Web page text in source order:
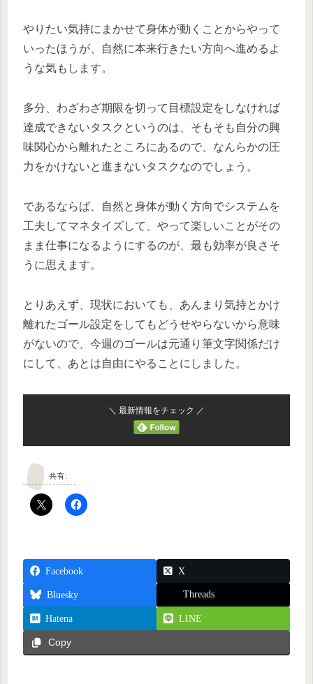
やりたい気持にまかせて身体が動くことからやって
いったほうが、自然に本来行きたい方向へ進めるよ
うな気もします。
多分、わざわざ期限を切って目標設定をしなければ
達成できないタスクというのは、そもそも自分の興
味関心から離れたところにあるので、なんらかの圧
力をかけないと進まないタスクなのでしょう。
であるならば、自然と身体が動く方向でシステムを
工夫してマネタイズして、やって楽しいことがその
まま仕事になるようにするのが、最も効率が良さそ
うに思えます。
とりあえず、現状においても、あんまり気持とかけ
離れたゴール設定をしてもどうせやらないから意味
がないので、今週のゴールは元通り筆文字関係だけ
にして、あとは自由にやることにしました。
＼ 最新情報をチェック ／
共有:
Facebook X
Bluesky Threads
Hatena LINE
Copy